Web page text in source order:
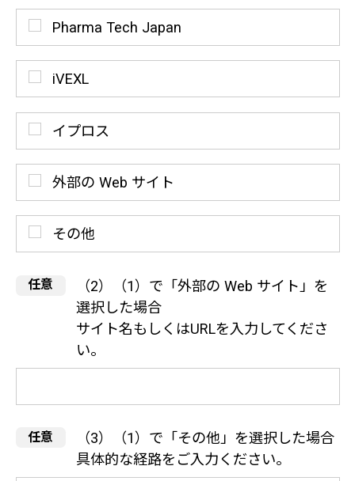
Pharma Tech Japan
iVEXL
イプロス
外部の Web サイト
その他
（2）（1）で「外部の Web サイト」を
選択した場合
サイト名もしくはURLを入力してくださ
い。
（3）（1）で「その他」を選択した場合
具体的な経路をご入力ください。